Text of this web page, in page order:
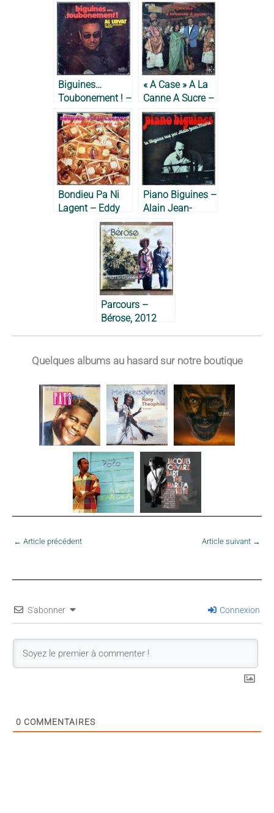
Biguines…
Toubonement ! –
Al Lirvat, 1975
« A Case » A La
Canne A Sucre –
Gérard La Viny
Et Son Orchestre
Antillais, avec
Marpessa Dawn,
1960
Bondieu Pa Ni
Lagent – Eddy
Gustave, 1975
Piano Biguines –
Alain Jean-
Marie, 1969
Parcours –
Bérose, 2012
Quelques albums au hasard sur notre boutique
← Article précédent Article suivant →
S'abonner Connexion
0 COMMENTAIRES